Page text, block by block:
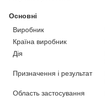
Основні
Виробник
Країна виробник
Дія
Призначення і результат
Область застосування